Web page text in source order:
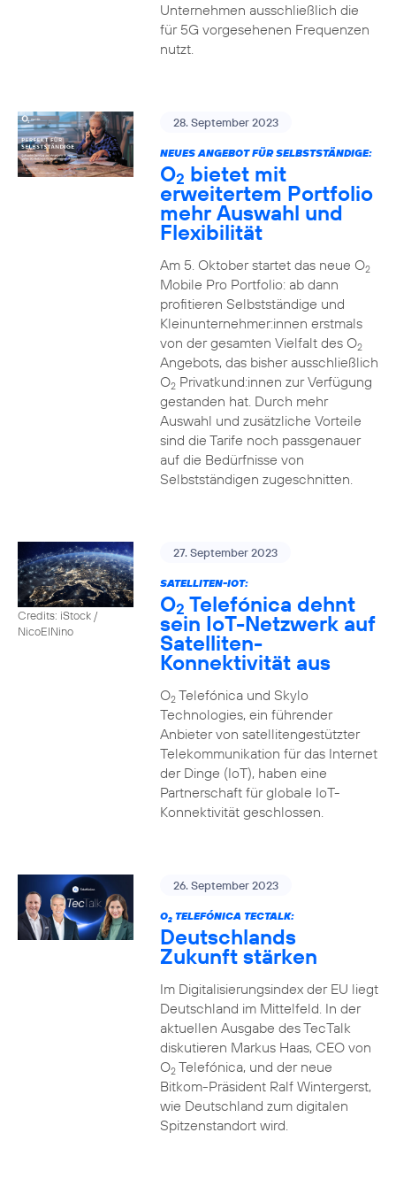
Unternehmen ausschließlich die
für 5G vorgesehenen Frequenzen
nutzt.
28. September 2023
NEUES ANGEBOT FÜR SELBSTSTÄNDIGE:
O2 bietet mit
erweitertem Portfolio
mehr Auswahl und
Flexibilität
Am 5. Oktober startet das neue O2
Mobile Pro Portfolio: ab dann
profitieren Selbstständige und
Kleinunternehmer:innen erstmals
von der gesamten Vielfalt des O2
Angebots, das bisher ausschließlich
O2Privatkund:innen zur Verfügung
gestanden hat. Durch mehr
Auswahl und zusätzliche Vorteile
sind die Tarife noch passgenauer
auf die Bedürfnisse von
Selbstständigen zugeschnitten.
Credits: iStock /
NicoElNino
27. September 2023
SATELLITEN-IOT:
O2 Telefónica dehnt
sein IoT-Netzwerk auf
Satelliten-
Konnektivität aus
O2Telefónica und Skylo
Technologies, ein führender
Anbieter von satellitengestützter
Telekommunikation für das Internet
der Dinge (IoT), haben eine
Partnerschaft für globale IoT-
Konnektivität geschlossen.
26. September 2023
O2TELEFÓNICA TECTALK:
Deutschlands
Zukunft stärken
Im Digitalisierungsindex der EU liegt
Deutschland im Mittelfeld. In der
aktuellen Ausgabe des TecTalk
diskutieren Markus Haas, CEO von
O2Telefónica, und der neue
Bitkom-Präsident Ralf Wintergerst,
wie Deutschland zum digitalen
Spitzenstandort wird.